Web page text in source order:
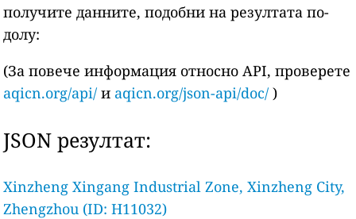
получите данните, подобни на резултата по-
долу:
(За повече информация относно API, проверете
aqicn.org/api/ и aqicn.org/json-api/doc/ )
JSON резултат:
Xinzheng Xingang Industrial Zone, Xinzheng City,
Zhengzhou (ID: H11032)